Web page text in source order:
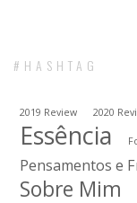
#HASHTAG
2019 Review 2020
Essência
Pensamentos e
Sobre Mim